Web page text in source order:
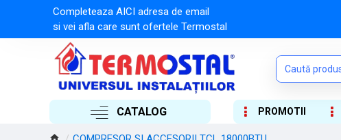
Completeaza AICI adresa de email
si vei afla care sunt ofertele Termostal
CATALOG PROMOTII